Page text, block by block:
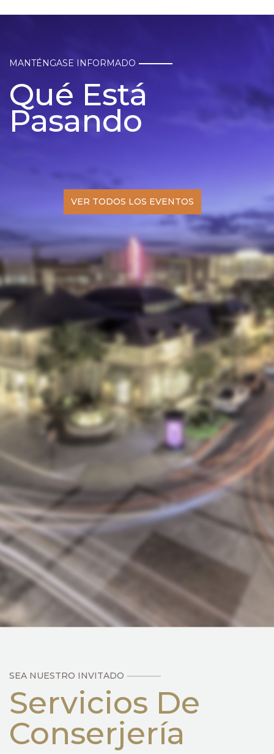
MANTÉNGASE INFORMADO
Qué Está
Pasando
VER TODOS LOS EVENTOS
SEA NUESTRO INVITADO
Servicios De
Conserjería